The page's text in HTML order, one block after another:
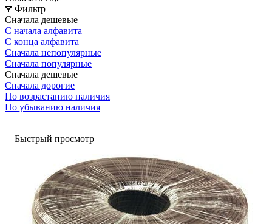
Фильтр
Сначала дешевые
С начала алфавита
С конца алфавита
Сначала непопулярные
Сначала популярные
Сначала дешевые
Сначала дорогие
По возрастанию наличия
По убыванию наличия
Быстрый просмотр